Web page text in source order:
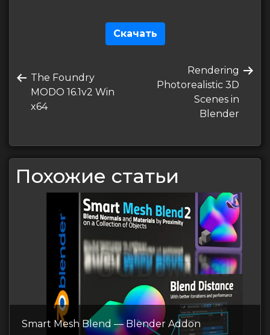
Скачать
по
записям
Предыдущая
запись
The Foundry
MODO 16.1v2 Win
x64
Следующая
запись
Rendering
Photorealistic 3D
Scenes in
Blender
Похожие статьи
Smart Mesh Blend — Blender Addon